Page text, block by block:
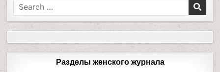
Разделы женского журнала